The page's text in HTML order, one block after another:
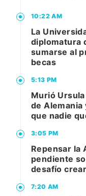
10:22 AM
La
diplomatura
sumarse al
becas
5:13 PM
Murió
de Alemania
que nadie
3:05 PM
Repensar la
pendiente
desafío
7:20 AM